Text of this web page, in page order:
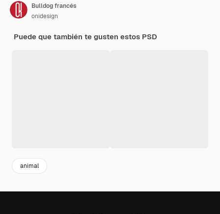
Bulldog francés
onidesign
Puede que también te gusten estos PSD
animal